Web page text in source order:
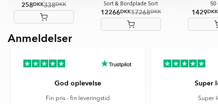
258DKK338DKK
Sort & Bordplade Sort
12266DKK17268DKK
50
1429DKK
ItemAnmeldelser
God oplevelse
Fin pris - fin leveringstid
Super
Super